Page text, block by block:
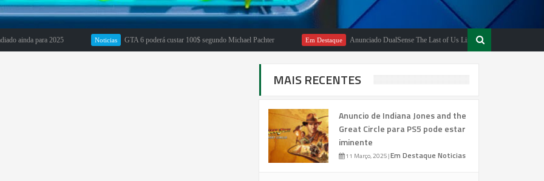
para 2025 GTA 6 poderá custar 100$ segundo Michael Pachter Em Destaque Anunciado DualSense The Last of Us Limited Edition
MAIS RECENTES
Anuncio de Indiana Jones and the
Great Circle para PS5 pode estar
iminente
11 Março, 2025|Em Destaque Noticias